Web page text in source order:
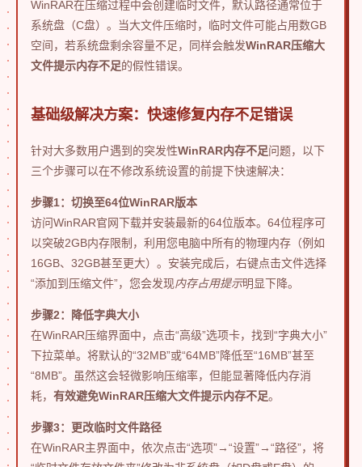
WinRAR在压缩过程中会创建临时文件，默认路径通常位于
系统盘（C盘）。当大文件压缩时，临时文件可能占用数GB
空间，若系统盘剩余容量不足，同样会触发WinRAR压缩大
文件提示内存不足的假性错误。
基础级解决方案：快速修复内存不足错误
针对大多数用户遇到的突发性WinRAR内存不足问题，以下
三个步骤可以在不修改系统设置的前提下快速解决：
步骤1：切换至64位WinRAR版本
访问WinRAR官网下载并安装最新的64位版本。64位程序可
以突破2GB内存限制，利用您电脑中所有的物理内存（例如
16GB、32GB甚至更大）。安装完成后，右键点击文件选择
“添加到压缩文件”，您会发现内存占用提示明显下降。
步骤2：降低字典大小
在WinRAR压缩界面中，点击“高级”选项卡，找到“字典大小”
下拉菜单。将默认的“32MB”或“64MB”降低至“16MB”甚至
“8MB”。虽然这会轻微影响压缩率，但能显著降低内存消
耗， 有效避免WinRAR压缩大文件提示内存不足。
步骤3：更改临时文件路径
在WinRAR主界面中，依次点击“选项”→“设置”→“路径”，将